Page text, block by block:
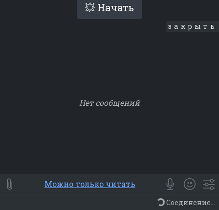
💥 Начать
закрыть
Нет сообщений
⭐ Мои Smile
😀 Emoji
Смайлики
Люди Животные Еда Объекты
Можно только читать
Соединение...